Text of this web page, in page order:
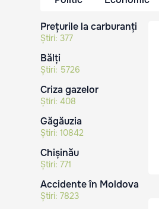
Prețurile la carburanți
Știri: 377
Bălți
Știri: 5726
Criza gazelor
Știri: 408
Găgăuzia
Știri: 10842
Chișinău
Știri: 771
Accidente în Moldova
Știri: 7823